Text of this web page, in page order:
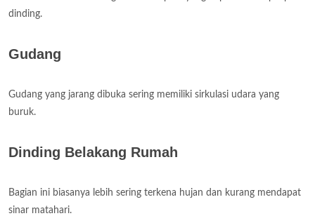
dinding.
Gudang
Gudang yang jarang dibuka sering memiliki sirkulasi udara yang
buruk.
Dinding Belakang Rumah
Bagian ini biasanya lebih sering terkena hujan dan kurang mendapat
sinar matahari.